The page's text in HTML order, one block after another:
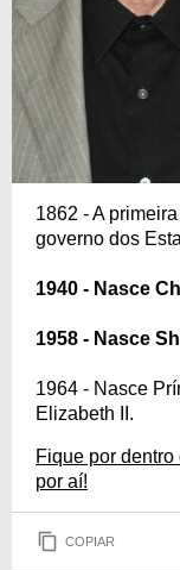
1862 - A
governo dos
1940 - Nasce
1958 - Nasce
1964 - Nasce
Elizabeth II.
Fique por
por aí!
COPIAR